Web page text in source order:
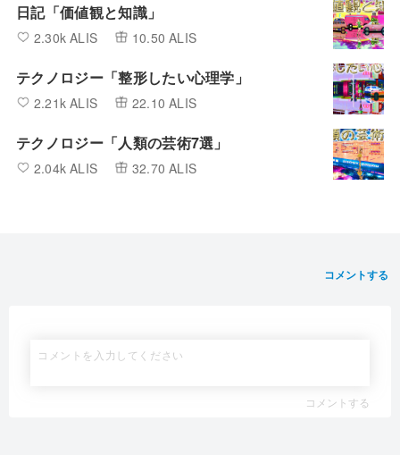
日記「価値観と知識」
2.30k ALIS 10.50 ALIS
テクノロジー「整形したい心理学」
2.21k ALIS 22.10 ALIS
テクノロジー「人類の芸術7選」
2.04k ALIS 32.70 ALIS
コメントする
コメントする